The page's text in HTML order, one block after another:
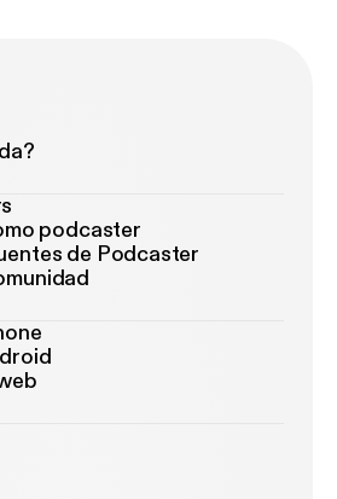
podcaster
de Podcaster